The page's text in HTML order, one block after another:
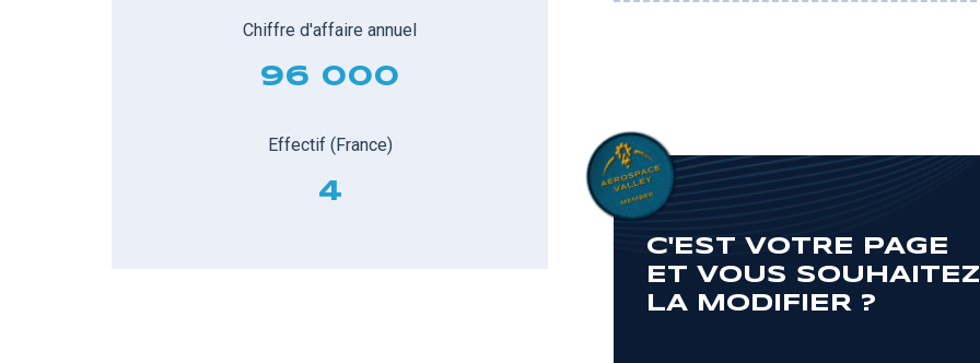
Chiffre d'affaire annuel
96 000
Effectif (France)
4
C'EST VOTRE PAGE
ET VOUS SOUHAITEZ
LA MODIFIER ?